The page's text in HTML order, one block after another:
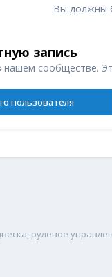
Вы должны
запись
нашем сообществе.
пользователя
рулевое